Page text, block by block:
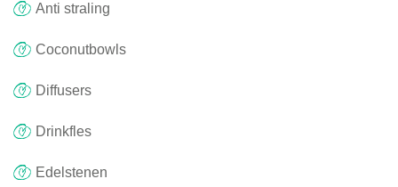
Anti straling
Coconutbowls
Diffusers
Drinkfles
Edelstenen